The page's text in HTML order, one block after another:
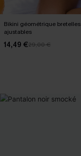
Bikini géométrique bretelles
ajustables
14,49 €29,00 €